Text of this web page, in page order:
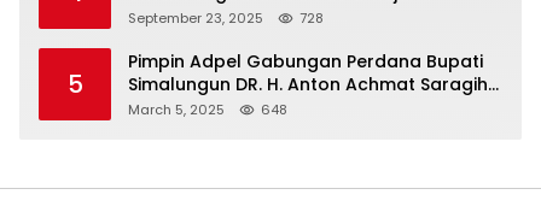
Simalungun
September 23, 2025 728
5
Pimpin Adpel Gabungan Perdana Bupati
Simalungun DR. H. Anton Achmat Saragih
Ajak ASN Bahu Membahu Bangun
March 5, 2025 648